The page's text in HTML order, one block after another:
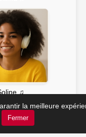
♫
ta photo à
la meilleure
Fermer